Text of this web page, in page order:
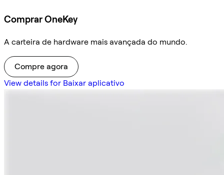
Comprar OneKey
A carteira de hardware mais avançada do mundo.
Compre agora
View details for Baixar aplicativo